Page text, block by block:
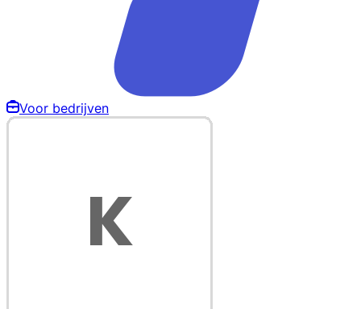
Voor bedrijven